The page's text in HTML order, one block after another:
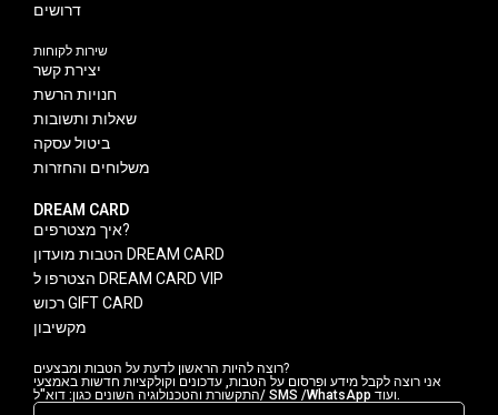
דרושים
שירות לקוחות
יצירת קשר
חנויות הרשת
שאלות ותשובות
ביטול עסקה
משלוחים והחזרות
DREAM CARD
איך מצטרפים?
הטבות מועדון DREAM CARD
הצטרפו ל DREAM CARD VIP
רכוש GIFT CARD
מקשיבון
רוצה להיות הראשון לדעת על הטבות ומבצעים?
אני רוצה לקבל מידע ופרסום על הטבות, עדכונים וקולקציות חדשות באמצעי
התקשורת והטכנולוגיה השונים כגון: דוא"ל/ SMS /WhatsApp ועוד.